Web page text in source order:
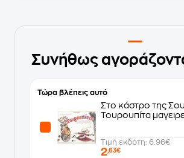
Συνήθως
Τώρα βλέπεις αυτό
Στο κάστρο της
Τουρουπίτα
Τιμή εκδότη: 6.96€
2,63€